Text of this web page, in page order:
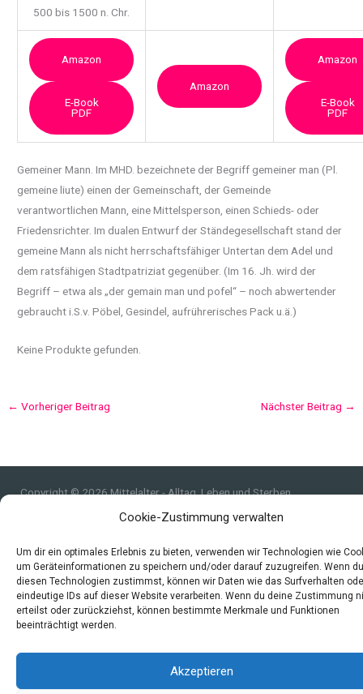
Cookie-Zustimmung verwalten
Um dir ein optimales Erlebnis zu bieten, verwenden wir Technologien wie
um Geräteinformationen zu speichern und/oder darauf zuzugreifen. Wenn du
diesen Technologien zustimmst, können wir Daten wie das Surfverhalten
eindeutige IDs auf dieser Website verarbeiten. Wenn du deine Zustimmung
erteilst oder zurückziehst, können bestimmte Merkmale und Funktionen
beeinträchtigt werden.
Akzeptieren
500 bis 1500 n. Chr.
Amazon
E-Book
PDF
Amazon
Amazon
E-Book
PDF
Gemeiner Mann. Im MHD. bezeichnete der Begriff gemeiner man (Pl.
gemeine liute) einen derGemeinschaft, der Gemeinde
verantwortlichen Mann, eine Mittelsperson, einen Schieds- oder
Friedensrichter. Im dualen Entwurf der Ständegesellschaft stand der
gemeine Mann als nicht herrschaftsfähiger Untertan dem Adel und
dem ratsfähigen Stadtpatriziat gegenüber. (Im 16. Jh. wird der
Begriff – etwa als „der gemain man und pofel“ – noch abwertender
gebraucht i.S.v. Pöbel, Gesindel, aufrührerisches Pack u.ä.)
Keine Produkte gefunden.
← Vorheriger Beitrag Nächster Beitrag →
Copyright © 2026 Mittelalter - Alltag, Leben und Sterben
Impressum
Quellen
Index